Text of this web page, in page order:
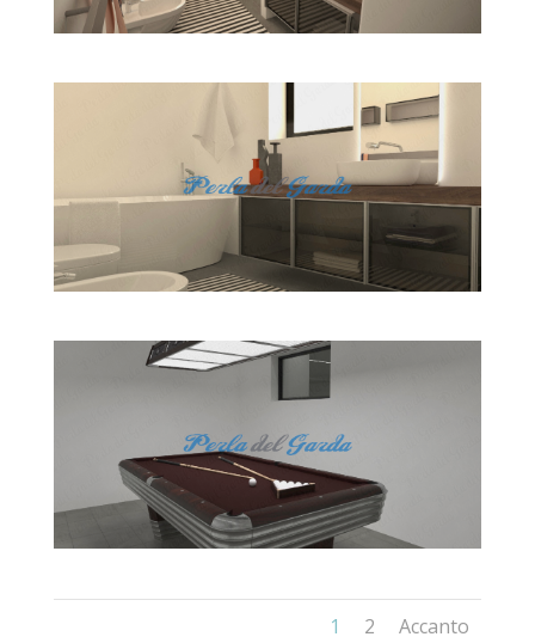
1 2 Accanto